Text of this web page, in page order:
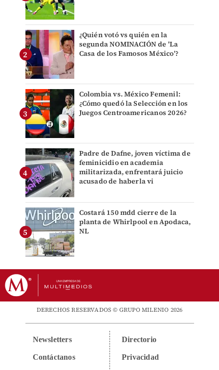
¿Quién votó vs quién en la
segunda NOMINACIÓN de 'La
Casa de los Famosos México'?
Colombia vs. México Femenil:
¿Cómo quedó la Selección en los
Juegos Centroamericanos 2026?
Padre de Dafne, joven víctima de
feminicidio en academia
militarizada, enfrentará juicio
acusado de haberla vi
Costará 150 mdd cierre de la
planta de Whirlpool en Apodaca,
NL
DERECHOS RESERVADOS © GRUPO MILENIO 2026
Newsletters
Contáctanos
Directorio
Privacidad